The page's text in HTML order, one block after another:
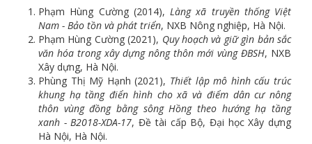
Phạm Hùng Cường (2014), Làng xã truyền thống Việt
Nam - Bảo tồn và phát triển, NXB Nông nghiệp, Hà Nội.
Phạm Hùng Cường (2021), Quy hoạch và giữ gìn bản sắc
văn hóa trong xây dựng nông thôn mới vùng ĐBSH, NXB
Xây dựng, Hà Nội.
Phùng Thị Mỹ Hạnh (2021), Thiết lập mô hình cấu trúc
khung hạ tầng điển hình cho xã và điểm dân cư nông
thôn vùng đồng bằng sông Hồng theo hướng hạ tầng
xanh - B2018-XDA-17, Đề tài cấp Bộ, Đại học Xây dựng
Hà Nội, Hà Nội.